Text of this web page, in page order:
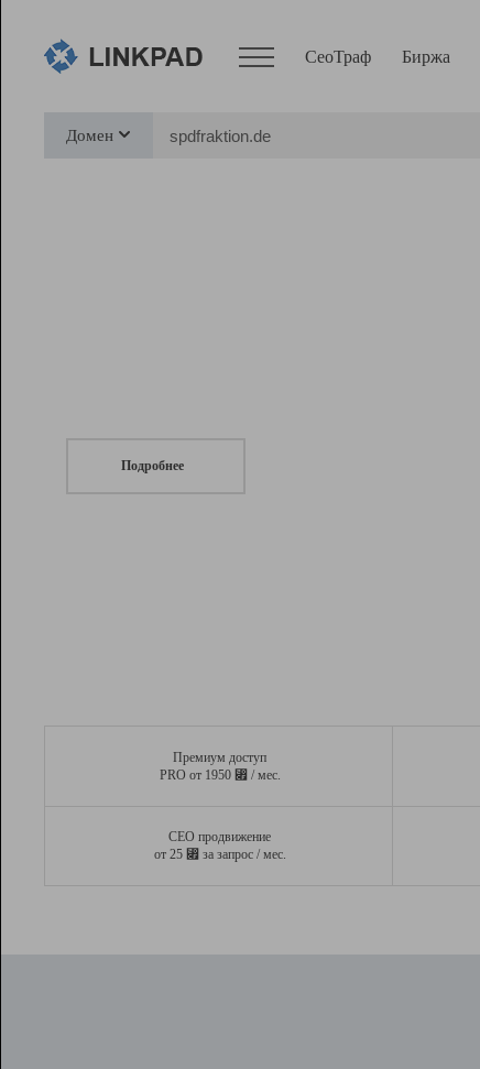
СеоТраф Биржа
Домен
Подробнее
Премиум доступ
PRO от 1950 ⃏ / мес.
СЕО продвижение
от 25 ⃏ за запрос / мес.